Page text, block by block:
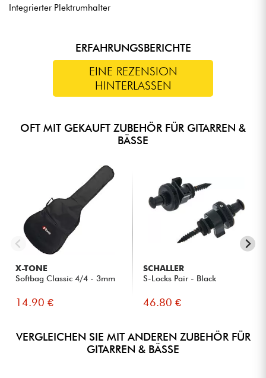
Integrierter Plektrumhalter
ERFAHRUNGSBERICHTE
EINE REZENSION
HINTERLASSEN
OFT MIT GEKAUFT ZUBEHÖR FÜR GITARREN &
BÄSSE
X-TONE
Softbag Classic 4/4 - 3mm
14.90 €
SCHALLER
S-Locks Pair - Black
46.80 €
VERGLEICHEN SIE MIT ANDEREN ZUBEHÖR FÜR
GITARREN & BÄSSE